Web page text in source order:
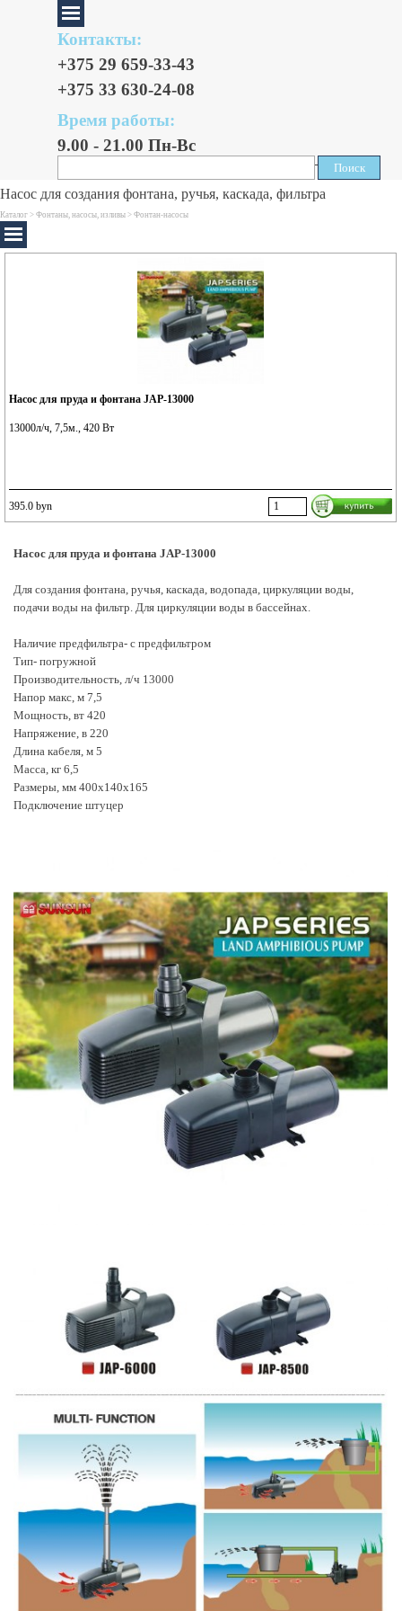
Контакты:
+375 29 659-33-43
+375 33 630-24-08
Время работы:
9.00 - 21.00 Пн-Вс
Поиск
Поиск
Насос для создания фонтана, ручья, каскада, фильтра
Каталог > Фонтаны, насосы, изливы > Фонтан-насосы
Насос для пруда и фонтана JAP-13000
13000л/ч, 7,5м., 420 Вт
395.0 byn
Насос для пруда и фонтана JAP-13000
Для создания фонтана, ручья, каскада, водопада, циркуляции воды,
подачи воды на фильтр. Для циркуляции воды в бассейнах.
Наличие предфильтра- с предфильтром
Тип- погружной
Производительность, л/ч 13000
Напор макс, м 7,5
Мощность, вт 420
Напряжение, в 220
Длина кабеля, м 5
Масса, кг 6,5
Размеры, мм 400х140х165
Подключение штуцер